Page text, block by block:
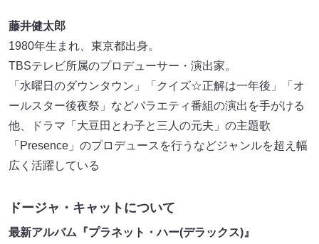
藤井健太郎
1980年⽣まれ、東京都出⾝。
TBSテレビ所属のプロデューサー・演出家。
「⽔曜⽇のダウンタウン」「クイズ☆正解は⼀年後」「オ
ールスター後夜祭」などバラエティ番組の演出を⼿がける
他、ドラマ「⼤⾖⽥とわ⼦と三⼈の元夫」の主題歌
「Presence」のプロデュースを⾏うなどジャンルを超え幅
広く活躍している
ドージャ・キャットについて
最新アルバム『プラネット・ハー(デラックス)』